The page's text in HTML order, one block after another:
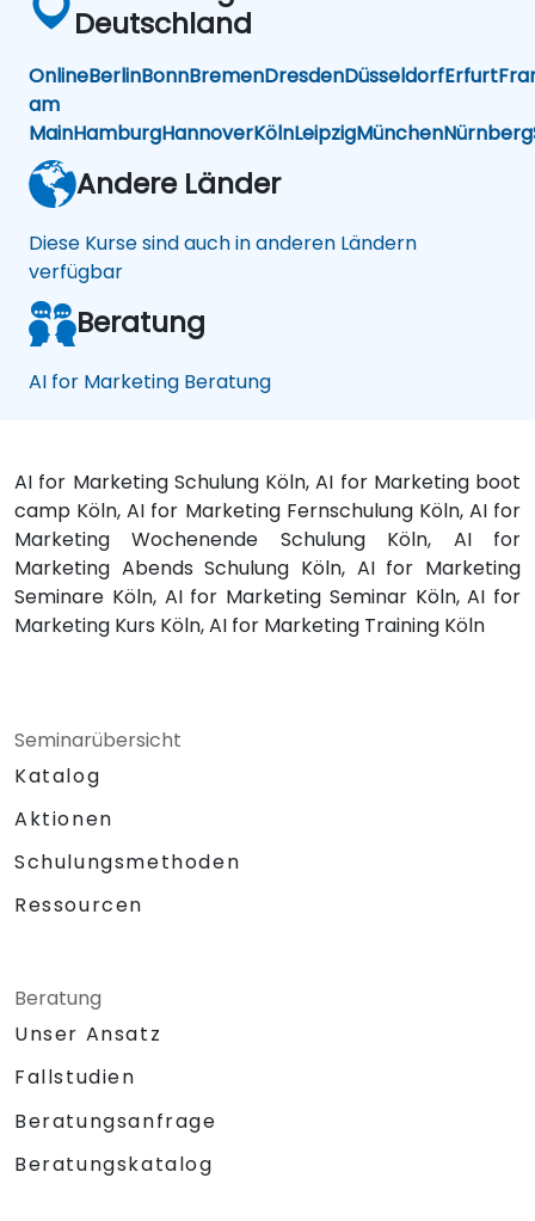
Deutschland
OnlineBerlinBonnBremenDresdenDüsseldorfErfurt
am
MainHamburgHannoverKölnLeipzigMünchenNürnberg
Andere Länder
Diese Kurse sind auch in anderen Ländern
verfügbar
Beratung
AI for Marketing Beratung
AI for Marketing Schulung Köln, AI for Marketing boot
camp Köln, AI for Marketing Fernschulung Köln, AI for
Marketing Wochenende Schulung Köln, AI for
Marketing Abends Schulung Köln, AI for Marketing
Seminare Köln, AI for Marketing Seminar Köln, AI for
Marketing Kurs Köln, AI for Marketing Training Köln
Seminarübersicht
Katalog
Aktionen
Schulungsmethoden
Ressourcen
Beratung
Unser Ansatz
Fallstudien
Beratungsanfrage
Beratungskatalog